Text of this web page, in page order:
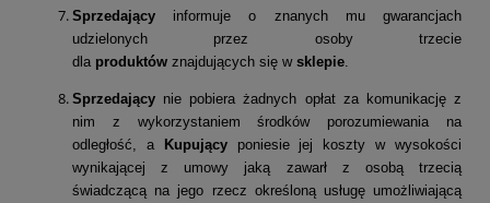
Sprzedający informuje o znanych mu gwarancjach
udzielonych przez osoby trzecie
dla produktów znajdujących się w sklepie
Sprzedający nie pobiera żadnych opłat za komunikację z
nim z wykorzystaniem środków porozumiewania na
odległość, a Kupującyponiesie jej koszty w wysokości
wynikającej z umowy jaką zawarł z osobą trzecią
świadczącą na jego rzecz określoną usługę umożliwiającą